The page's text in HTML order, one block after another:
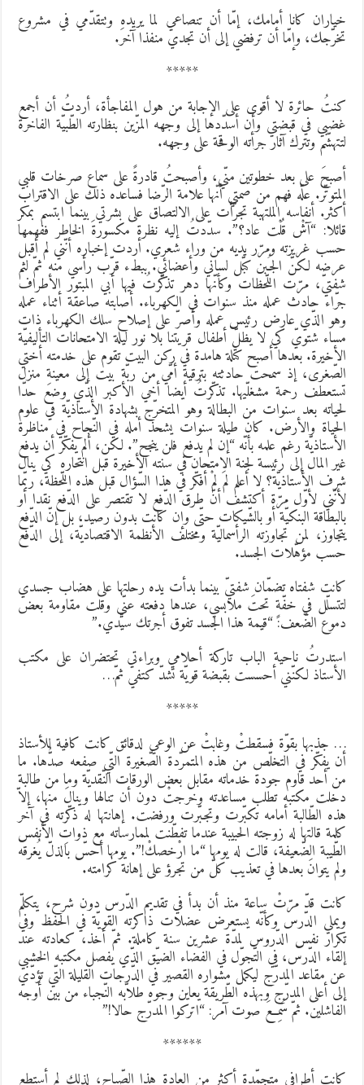
كانا أمامك، إمّا أن تنصاعي لما يريده وتتقدّمي في مشروع
وإمّا أن ترفضي إلى أن تجدي منفذا آخرَ.
*****
حائرة لا أقوى على الإجابة من هول المفاجأة، أردتُ أن أجمع
في قبضتي وأن أسدّدها إلى وجهه المزّين بنظارته الطّبيّة الفاخرة
وتترك آثار جرأته الوقحة على وجهه.
على بعد خطوتين منّي، وأصبحتُ قادرةً على سماع صرخات قلبي
علّه فهم من صمتي أنّها علامة الرّضا فساعده ذلك على الاقتراب
أنفاسه الملتهبة تجرّأت على الالتصاق على بشرتي بينما ابتسم بمكر
“آشْ قُلْت عاد؟”. سدّدتُ إليه نظرة مكسورةَ الخاطر ففهمها
غريزته ومرّر يديه من وراء شعري. أردت إخباره أنّني لم أقبل
لكنّ الجُـبن كبّل لساني وأعضائي. ببطء قرّب رأسي منه ثمّ لثم
مرّت اللّحظات وكأنّها دهر تذكّرتُ فيها أبي المبتور الأطراف
حادث عمله منذ سنوات في الكهرباء. أصابته صاعقة أثناء عمله
الذّي عارض رئيس عمله وأصرّ على إصلاح سلك الكهرباء ذات
شتويّ كي لا يظلّ أطفال قريتنا بلا نور ليلة الامتحانات التأليفيّة
بعدها أصبح كتلة هامدة في ركن البيت تقوم على خدمته أختي
إذ سمحت حادثته بترقية أمّي من ربّة بيت إلى معينةِ منزل
رحمة مشغلّيها. تذكّرتُ أيضا أخي الأكبر الذّي وضع حدّا
بعد سنوات من البطالة وهو المتخرّج بشهادة الأستاذيّة في علوم
والأرض. كان طيلة سنوات يشحذ أمله في النّجاح في مناظرة
رغم علمه بأنّه “إن لم يدفع فلن ينجح”. لكن، ألم يفكّر أن يدفع
المال إلى رئيسة لجنة الامتحان في سنته الأخيرة قبل انتحاره كي ينال
الأستاذيّة؟ لا أعلم لمَ لمْ أفكّر في هذا السّؤال قبل هذه اللّحظة، ربّما
لأوّل مرّة أكتشف أنّ طرق الدّفع لا تقتصر على الدّفع نقدا أو
البنكيّة أو بالشّيكات حتّى وإن كانت بدون رصيد، بل إنّ الدّفع
لمن تجاوزته الرأسماليّة ومختلف الأنظمة الاقتصاديّة، إلى الدّفع
مؤهّلات الجسد.
شفتاه تضمّان شفتيّ بينما بدأت يده رحلتها على هضاب جسدي
في خفّةٍ تحتَ ملابسي، عندها دفعته عنّي وقلت مقاومة بعض
الضّعف: “قيمة هذا الجسد تفوق أجرتك سيّدي.”
ناحية الباب تاركة أحلامي وبراءتي تحتضران على مكتب
لكنّني أحسست بقبضة قويّة تشدّ كتفي ثمّ…
*****
جذبها بقوّة فسقطتْ وغابتْ عن الوعي لدقائق كانت كافية للأستاذ
يفكّر في التخلّص من هذه المتمرّدة الصّغيرة التّي صفعه صدُّها. ما
أحد قاوم جودة خدماته مقابل بعض الورقات النّقديّة وما من طالبة
مكتبه تطلب مساعدته وخرجتْ دون أن تنالها وينالَ منها، إلاّ
الطّالبة أمامه تكبّرت وتجبّرت ورفضت. إهانتها له ذكّرته في آخر
قالتها له زوجته الحبيبة عندما تفطّنت لممارساته مع ذواتِ الأنفس
الضّعيفة، قالت له يومها “ما ارْخصكْ!”. يومها أحسّ بالذلّ يُغرقه
يتوانَ بعدها في تعذيب كلّ من تجرؤ على إهانة كرامته.
قدّ مرّتْ ساعة منذ أن بدأ في تقديم الدّرس دون شرح، يتكلّم
الدّرس وكأنّه يستعرض عضلات ذاكرته القويّة في الحفظ وفي
نفس الدّروس لمدّة عشرين سنة كاملة. ثمّ أخذ، كعادته عند
الدّرس، في التّجوّل في الفضاء الضيّق الذّي يفصل مكتبه الخشبي
مقاعد المدرّج ليكمل مشواره القصير في الدّرجات القليلة التّي تؤدّي
أعلى المدرّج وبهذه الطّريقة يعاين وجوه طلاّبه النّجباء من بين أوجه
ثمّ سُمِعَ صوت آمر: “اتركوا المدرّج حالا!”
******
أطرافي متجمّدة أكثر من العادة هذا الصّباح، لذلك لم أستطع